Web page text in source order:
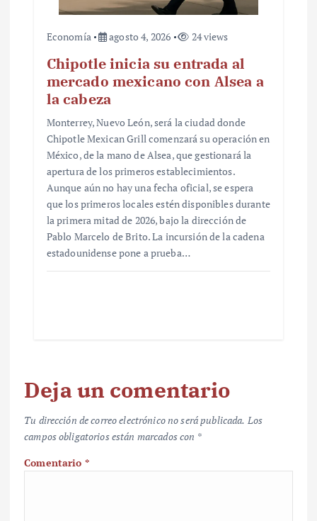
Economía agosto 4, 2026 24 views
Chipotle inicia su entrada al
mercado mexicano con Alsea a
la cabeza
Monterrey, Nuevo León, será la ciudad donde
Chipotle Mexican Grill comenzará su operación en
México, de la mano de Alsea, que gestionará la
apertura de los primeros establecimientos.
Aunque aún no hay una fecha oficial, se espera
que los primeros locales estén disponibles durante
la primera mitad de 2026, bajo la dirección de
Pablo Marcelo de Brito. La incursión de la cadena
estadounidense pone a prueba…
Deja un comentario
Tu dirección de correo electrónico no será publicada. Los
campos obligatorios están marcados con *
Comentario *